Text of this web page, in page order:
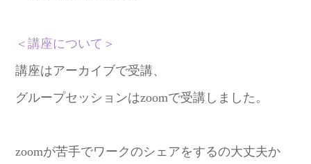
＜講座について＞
講座はアーカイブで受講、
グループセッションはzoomで受講しました。
zoomが苦手でワークのシェアをするの大丈夫か